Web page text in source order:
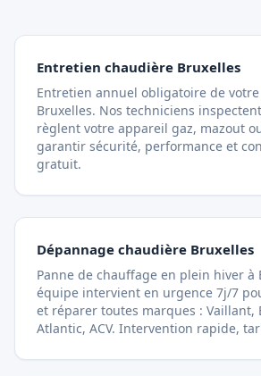
Entretien chaudière Bruxelles
Entretien annuel obligatoire de
Bruxelles. Nos techniciens
règlent votre appareil gaz, mazout
garantir sécurité, performance et
gratuit.
Dépannage chaudière Bruxelles
Panne de chauffage en plein hiver à
équipe intervient en urgence 7j/7
et réparer toutes marques : Vaillant,
Atlantic, ACV. Intervention rapide,